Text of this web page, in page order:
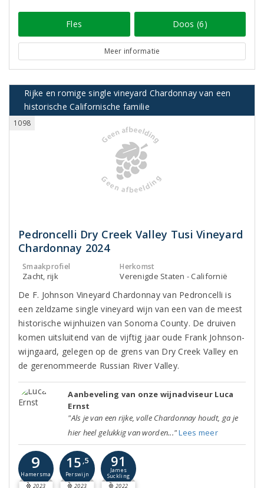
Fles Doos (6)
Meer informatie
Rijke en romige single vineyard Chardonnay van een
historische Californische familie
1098
Pedroncelli Dry Creek Valley Tusi Vineyard
Chardonnay 2024
Smaakprofiel
Zacht, rijk
Herkomst
Verenigde Staten - Californië
De F. Johnson Vineyard Chardonnay van Pedroncelli is
een zeldzame single vineyard wijn van een van de meest
historische wijnhuizen van Sonoma County. De druiven
komen uitsluitend van de vijftig jaar oude Frank Johnson-
wijngaard, gelegen op de grens van Dry Creek Valley en
de gerenommeerde Russian River Valley.
Aanbeveling van onze wijnadviseur Luca
Ernst
"Als je van een rijke, volle Chardonnay houdt, ga je
hier heel gelukkig van worden..."Lees meer
9
Hamersma
2023
15 ,5
Perswijn
2023
91
James
Suckling
2022